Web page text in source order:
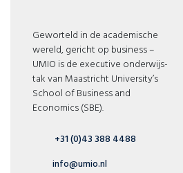
Geworteld in de academische
wereld, gericht op business –
UMIO is de executive onderwijs-
tak van Maastricht University’s
School of Business and
Economics (SBE).
+31 (0)43 388 4488
info@umio.nl